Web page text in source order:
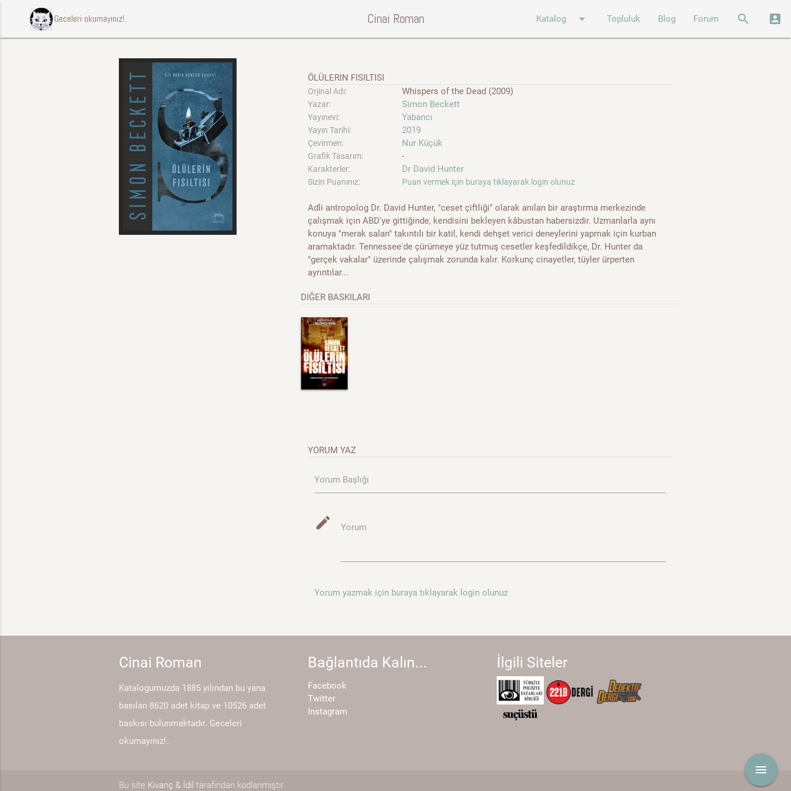
ccccci Geceleri okumayınız!.. Cinai Roman Katalog arrow_drop_down Topluluk Blog Forum search account_box
menu
ÖLÜLERIN FISILTISI
Orjinal Adı: Whispers of the Dead (2009)
Yazar: Simon Beckett
Yayınevi: Yabancı
Yayın Tarihi: 2019
Çevirmen: Nur Küçük
Grafik Tasarım: -
Karakterler: Dr David Hunter
Sizin Puanınız: Puan vermek için buraya tıklayarak login olunuz
Adli antropolog Dr. David Hunter, "ceset çiftliği" olarak anılan bir araştırma merkezinde
çalışmak için ABD'ye gittiğinde, kendisini bekleyen kâbustan habersizdir. Uzmanlarla aynı
konuya "merak salan" takıntılı bir katil, kendi dehşet verici deneylerini yapmak için kurban
aramaktadır. Tennessee'de çürümeye yüz tutmuş cesetler keşfedildikçe, Dr. Hunter da
"gerçek vakalar" üzerinde çalışmak zorunda kalır. Korkunç cinayetler, tüyler ürperten
ayrıntılar...
DIĞER BASKILARI
YORUM YAZ
Yorum Başlığı
mode_edit Yorum
Yorum yazmak için buraya tıklayarak login olunuz
Cinai Roman
Katalogumuzda 1885 yılından bu yana
basılan 8620 adet kitap ve 10526 adet
baskısı bulunmaktadır. Geceleri
okumayınız!..
Bağlantıda Kalın...
Facebook
Twitter
Instagram
İlgili Siteler
Bu site Kıvanç & İdil tarafından kodlanmıştır.